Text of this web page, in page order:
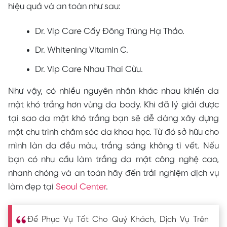
hiệu quả và an toàn như sau:
Dr. Vip Care Cấy Đông Trùng Hạ Thảo.
Dr. Whitening Vitamin C.
Dr. Vip Care Nhau Thai Cừu.
Như vậy, có nhiều nguyên nhân khác nhau khiến da
mặt khó trắng hơn vùng da body. Khi đã lý giải được
tại sao da mặt khó trắng bạn sẽ dễ dàng xây dựng
một chu trình chăm sóc da khoa học. Từ đó sở hữu cho
mình làn da đều màu, trắng sáng không tì vết. Nếu
bạn có nhu cầu làm trắng da mặt công nghệ cao,
nhanh chóng và an toàn hãy đến trải nghiệm dịch vụ
làm đẹp tại Seoul Center.
Để Phục Vụ Tốt Cho Quý Khách, Dịch Vụ Trên